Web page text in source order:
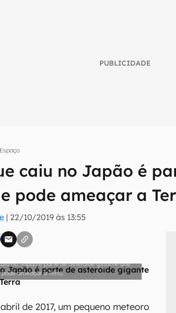
PUBLICIDADE
Espaço
caiu no Japão é
pode ameaçar a
| 22/10/2019 às 13:55
inteligente do mundo tech!
do Canaltech e receba notícias e reviews
inscreva-se
aceito e concordo com os Termos de Uso e Política de
no Japão é parte de asteroide gigante que
pode ameaçar a Terra
de 2017, um pequeno meteoro